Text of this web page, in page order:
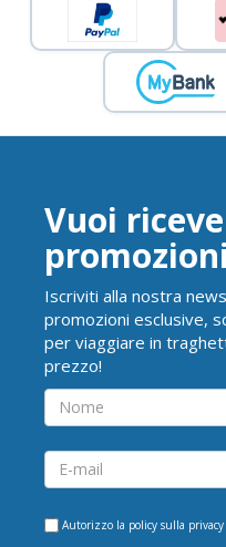
Vuoi
Iscriviti alla nostra
promozioni esclusive,
per viaggiare in
prezzo!
Autorizzo la policy sulla privacy